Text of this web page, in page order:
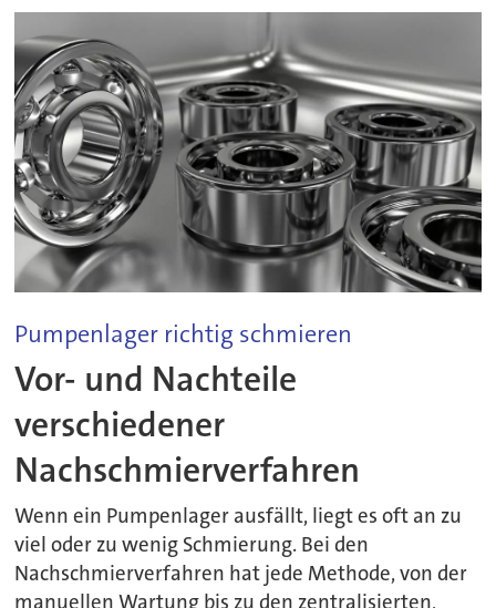
Pumpenlager richtig schmieren
Vor- und Nachteile
verschiedener
Nachschmierverfahren
Wenn ein Pumpenlager ausfällt, liegt es oft an zu
viel oder zu wenig Schmierung. Bei den
Nachschmierverfahren hat jede Methode, von der